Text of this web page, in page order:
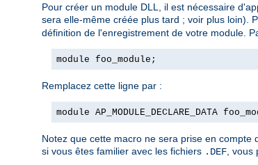
Pour créer un module DLL, il est nécessaire
sera elle-même créée plus tard ; voir plus loin).
définition de l'enregistrement de votre module.
module foo_module;
Remplacez cette ligne par :
module AP_MODULE_DECLARE_DATA
Notez que cette macro ne sera prise en compte
si vous êtes familier avec les fichiers .DEF ,